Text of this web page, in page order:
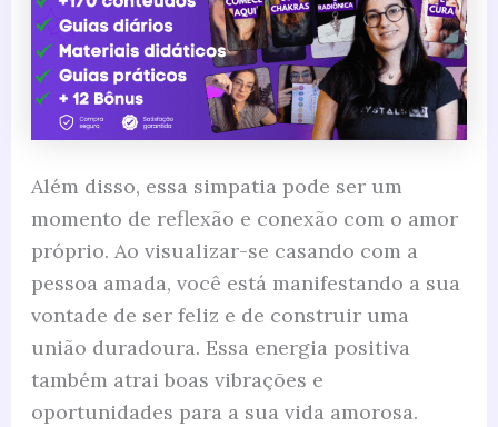
Além disso, essa simpatia pode ser um
momento de reflexão e conexão com o amor
próprio. Ao visualizar-se casando com a
pessoa amada, você está manifestando a sua
vontade de ser feliz e de construir uma
união duradoura. Essa energia positiva
também atrai boas vibrações e
oportunidades para a sua vida amorosa.